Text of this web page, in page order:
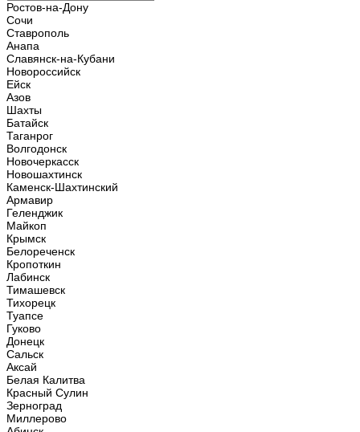
Ростов-на-Дону
Сочи
Ставрополь
Анапа
Славянск-на-Кубани
Новороссийск
Ейск
Азов
Шахты
Батайск
Таганрог
Волгодонск
Новочеркасск
Новошахтинск
Каменск-Шахтинский
Армавир
Геленджик
Майкоп
Крымск
Белореченск
Кропоткин
Лабинск
Тимашевск
Тихорецк
Туапсе
Гуково
Донецк
Сальск
Аксай
Белая Калитва
Красный Сулин
Зерноград
Миллерово